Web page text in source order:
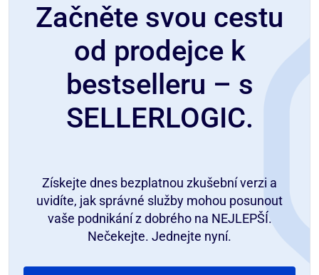
Začněte svou cestu
od prodejce k
bestselleru – s
SELLERLOGIC.
Získejte dnes bezplatnou zkušební verzi a
uvidíte, jak správné služby mohou posunout
vaše podnikání z dobrého na NEJLEPŠÍ.
Nečekejte. Jednejte nyní.